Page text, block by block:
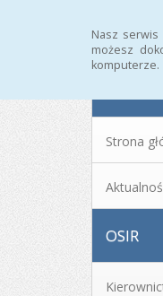
Nasz serwis
możesz
komputerze.
Strona
OSIR